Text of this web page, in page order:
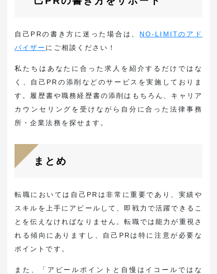
自己PRの書き方に迷った場合は、 NO-LIMITのアド
バイザー にご相談ください！
私たちはあなたに合った求人を紹介するだけではな
く、自己PRの添削などのサービスを実施しておりま
す。履歴書や職務経歴書の添削はもちろん、キャリア
カウンセリングを受けながら自分に合った法律事務
所・企業法務を探せます。
まとめ
転職においては自己PRは非常に重要であり、実績や
スキルを上手にアピールして、即戦力で活躍できるこ
とを伝えなければなりません。転職では能力が重視さ
れる傾向にありますし、自己PRは特に注意が必要な
ポイントです。
また、「アピールポイントと自慢はイコールではな